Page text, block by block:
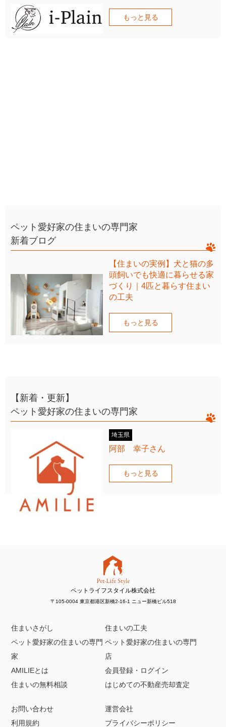
もっと見る
ペット愛好家の住まいの専門家
新着ブログ
【住まいの実例】犬と猫の多
頭飼いでも快適に暮らせる家
づくり｜4匹と暮らす住まい
の工夫
もっと見る
【新着・更新】
ペット愛好家の住まいの専門家
埼玉県
阿部 幸子さん
もっと見る
ペットライフスタイル株式会社
〒105-0004 東京都港区新橋2-16-1 ニュー新橋ビル518
住まいさがし
住まいの工夫
ペット愛好家の住まいの専門
家
ペット愛好家の住まいの専門
店
AMILIEとは
会員登録・ログイン
住まいの無料相談
はじめての不動産売却査定
お問い合わせ
運営会社
利用規約
プライバシーポリシー